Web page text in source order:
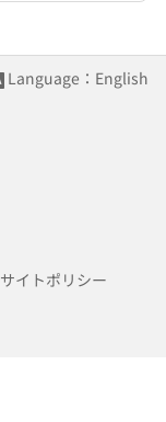
Language：English
サイトポリシー